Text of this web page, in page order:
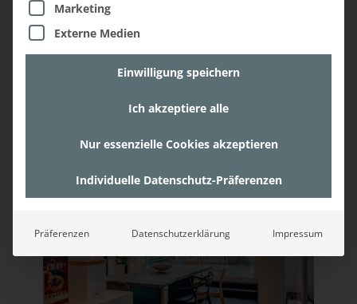
Wir freuen uns sehr darauf, auch künftig mit
dem kompetenten Team der Gassner &
Partner Baumanagement GmbH erfolgreich
zusammenzuarbeiten und viele Projekte in
Marketing
Externe Medien
Einwilligung speichern
Ich akzeptiere alle
Nur essenzielle Cookies akzeptieren
Individuelle Datenschutz-Präferenzen
Präferenzen Datenschutzerklärung Impressum